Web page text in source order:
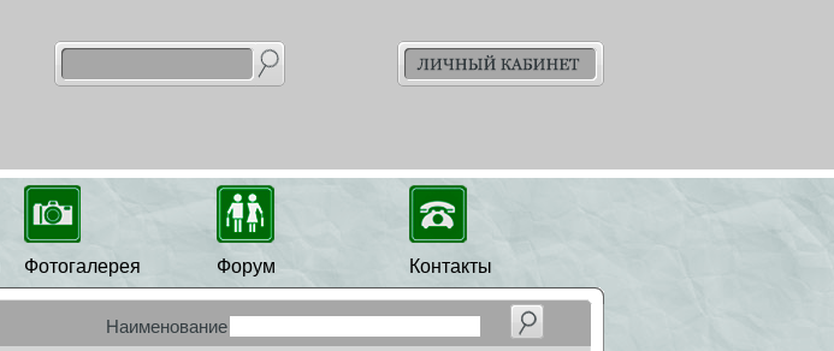
Фотогалерея Форум Контакты
Наименование